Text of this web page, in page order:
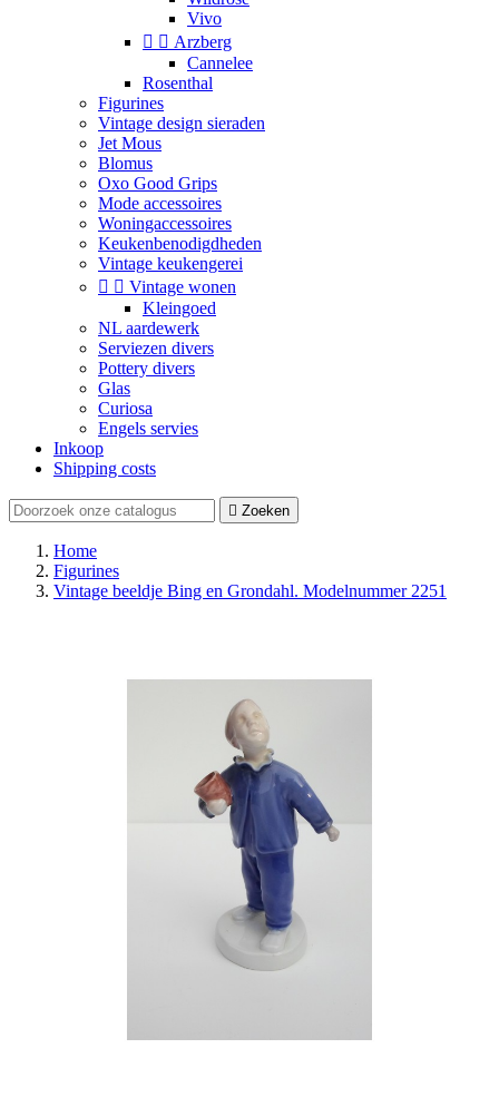
Vivo
  Arzberg
Cannelee
Rosenthal
Figurines
Vintage design sieraden
Jet Mous
Blomus
Oxo Good Grips
Mode accessoires
Woningaccessoires
Keukenbenodigdheden
Vintage keukengerei
  Vintage wonen
Kleingoed
NL aardewerk
Serviezen divers
Pottery divers
Glas
Curiosa
Engels servies
Inkoop
Shipping costs
 Zoeken
Home
Figurines
Vintage beeldje Bing en Grondahl. Modelnummer 2251